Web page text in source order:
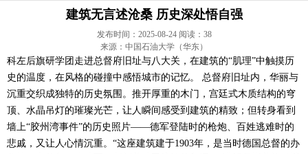
建筑无言述沧桑 历史深处悟自强
发布时间：2025-08-24 阅读： 38
来源：中国石油大学（华东）
科左后旗研学团走进总督府旧址与八大关，在建筑的“肌理”中触摸历
史的温度，在风格的碰撞中感悟城市的记忆。 总督府旧址内，华丽与
沉重交织成独特的历史氛围。推开厚重的木门，宫廷式木质结构的穹
顶、水晶吊灯的璀璨光芒，让人瞬间感受到建筑的精致；但转身看到
墙上“胶州湾事件”的历史照片——德军登陆时的枪炮、百姓逃难时的
悲戚，又让人心情沉重。“这座建筑建于1903年，是当时德国总督的办